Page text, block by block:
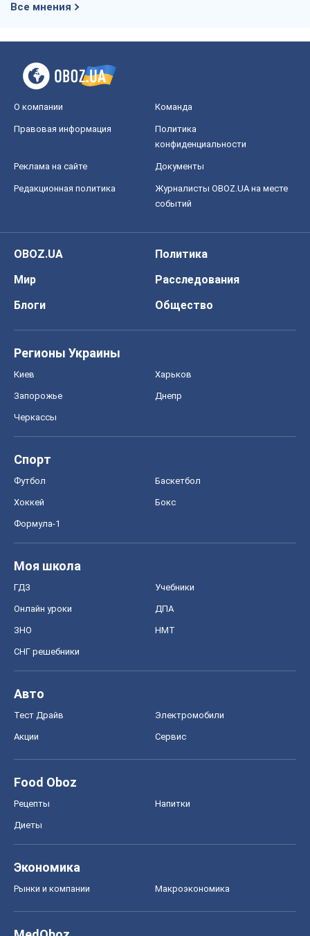
Все мнения
О компании Команда
Правовая информация
Политика
конфиденциальности
Реклама на сайте Документы
Редакционная политика
Журналисты OBOZ.UA на месте
событий
OBOZ.UA
Политика
Мир
Расследования
Блоги
Общество
Регионы Украины
Киев Харьков
Запорожье Днепр
Черкассы
Спорт
Футбол Баскетбол
Хоккей Бокс
Формула-1
Моя школа
ГДЗ Учебники
Онлайн уроки ДПА
ЗНО НМТ
СНГ решебники
Авто
Тест Драйв Электромобили
Акции Сервис
Food Oboz
Рецепты Напитки
Диеты
Экономика
Рынки и компании Mакроэкономика